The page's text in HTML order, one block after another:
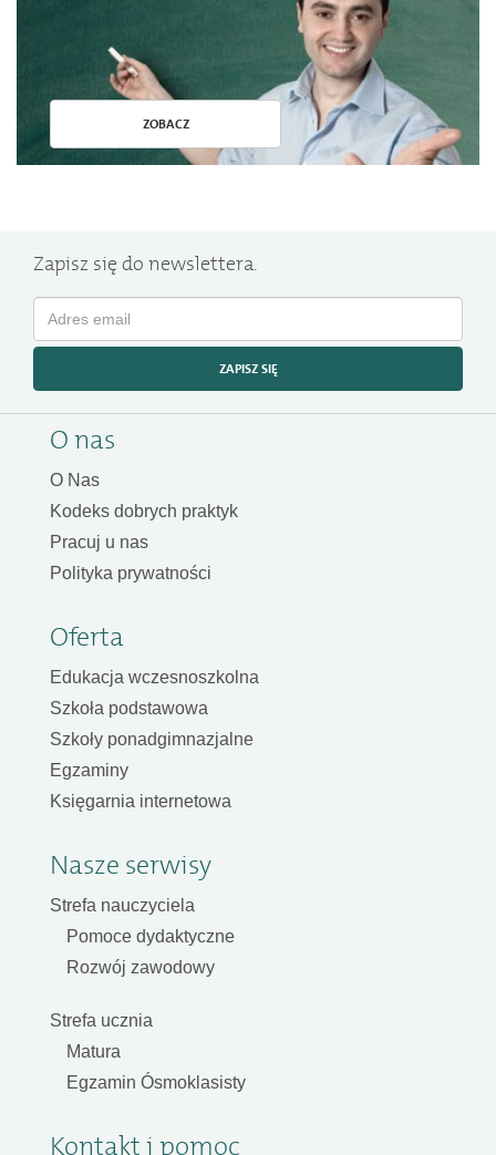
ZOBACZ
Zapisz się do newslettera.
ZAPISZ SIĘ
O nas
O Nas
Kodeks dobrych praktyk
Pracuj u nas
Polityka prywatności
Oferta
Edukacja wczesnoszkolna
Szkoła podstawowa
Szkoły ponadgimnazjalne
Egzaminy
Księgarnia internetowa
Nasze serwisy
Strefa nauczyciela
Pomoce dydaktyczne
Rozwój zawodowy
Strefa ucznia
Matura
Egzamin Ósmoklasisty
Kontakt i pomoc